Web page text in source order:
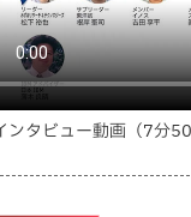
ンタビュー動画（7分50